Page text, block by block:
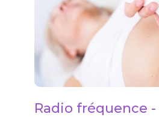
Radio fréquence -